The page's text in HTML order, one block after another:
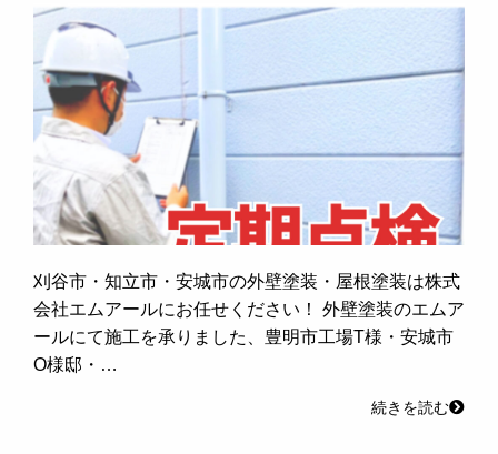
刈谷市・知立市・安城市の外壁塗装・屋根塗装は株式
会社エムアールにお任せください！ 外壁塗装のエムア
ールにて施工を承りました、豊明市工場T様・安城市
O様邸・…
続きを読む